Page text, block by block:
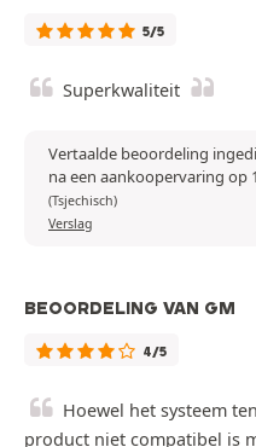
5/5
Superkwaliteit
Vertaalde beoordeling
na een aankoopervaring op
(Tsjechisch)
Verslag
BEOORDELING VAN GM
4/5
Hoewel het systeem
product niet compatibel is